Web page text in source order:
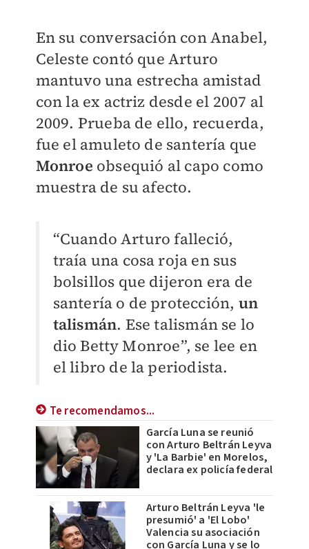
En su conversación con Anabel,
Celeste contó que Arturo
mantuvo una estrecha amistad
con la ex actriz desde el 2007 al
2009. Prueba de ello, recuerda,
fue el amuleto de santería que
Monroe obsequió al capo como
muestra de su afecto.
“Cuando Arturo falleció,
traía una cosa roja en sus
bolsillos que dijeron era de
santería o de protección, un
talismán. Ese talismán se lo
dio Betty Monroe”, se lee en
el libro de la periodista.
Te recomendamos...
García Luna se reunió
con Arturo Beltrán Leyva
y 'La Barbie' en Morelos,
declara ex policía federal
Arturo Beltrán Leyva 'le
presumió' a 'El Lobo'
Valencia su asociación
con García Luna y se lo